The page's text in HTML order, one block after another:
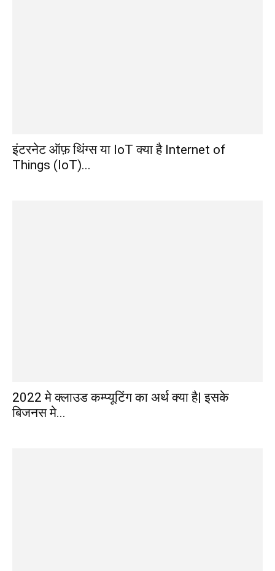
इंटरनेट ऑफ़ थिंग्स या IoT क्या है Internet of
Things (IoT)...
2022 मे क्लाउड कम्प्यूटिंग का अर्थ क्या है| इसके
बिजनस मे...